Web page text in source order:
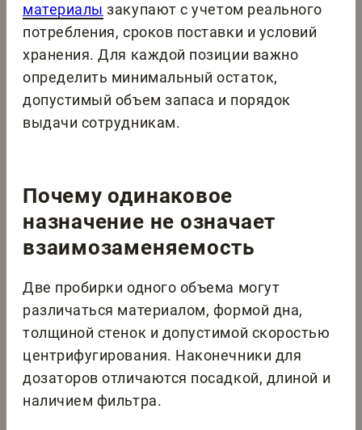
материалы закупают с учетом реального
потребления, сроков поставки и условий
хранения. Для каждой позиции важно
определить минимальный остаток,
допустимый объем запаса и порядок
выдачи сотрудникам.
Почему одинаковое
назначение не означает
взаимозаменяемость
Две пробирки одного объема могут
различаться материалом, формой дна,
толщиной стенок и допустимой скоростью
центрифугирования. Наконечники для
дозаторов отличаются посадкой, длиной и
наличием фильтра.